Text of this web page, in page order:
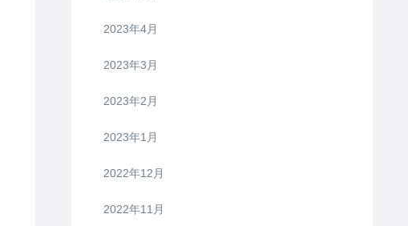
2023年4月
2023年3月
2023年2月
2023年1月
2022年12月
2022年11月